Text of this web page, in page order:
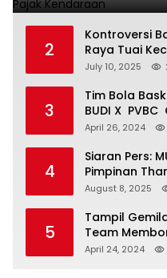
2
Kontroversi
Raya Tuai
Al Mu’min
July 10, 2025
3
Tim Bola
BUDI X PVBC
April 26, 2024
4
Siaran Pers:
Pimpinan
Jaga Umat
August 8, 2025
5
Tampil
Team
April 24, 2024